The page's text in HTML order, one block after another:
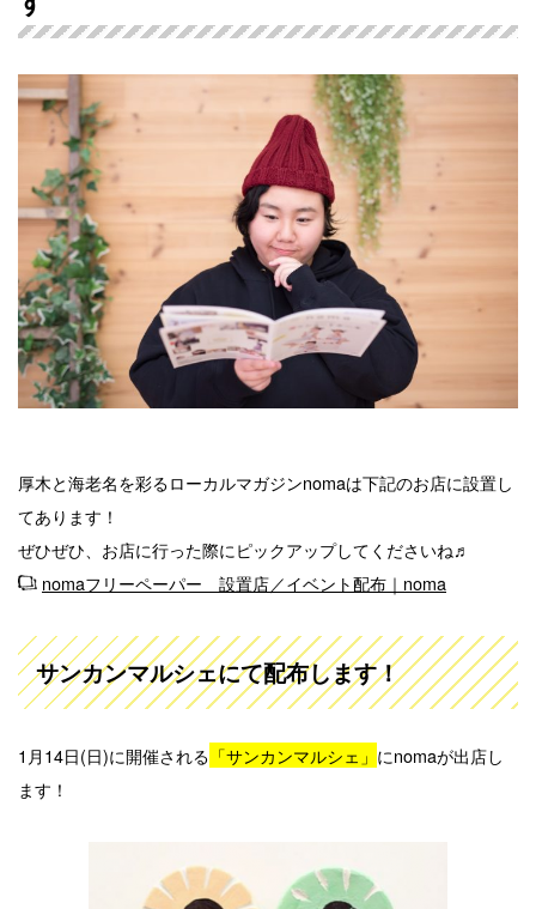
厚木と海老名を彩るローカルマガジンnomaは下記のお店に設置し
てあります！
ぜひぜひ、お店に行った際にピックアップしてくださいね♬
nomaフリーペーパー 設置店／イベント配布｜noma
サンカンマルシェにて配布します！
1月14日(日)に開催される 「サンカンマルシェ」 にnomaが出店し
ます！